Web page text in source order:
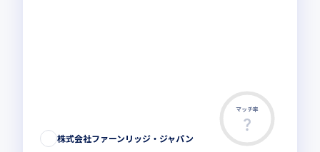
マッチ率
株式会社ファーンリッジ・ジャパン